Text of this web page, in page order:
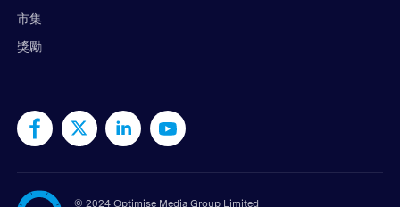
市集
獎勵
© 2024 Optimise Media Group Limited